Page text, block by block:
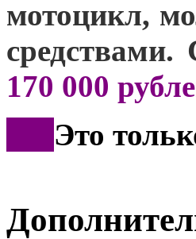
мотоцикл,
170 000
Это